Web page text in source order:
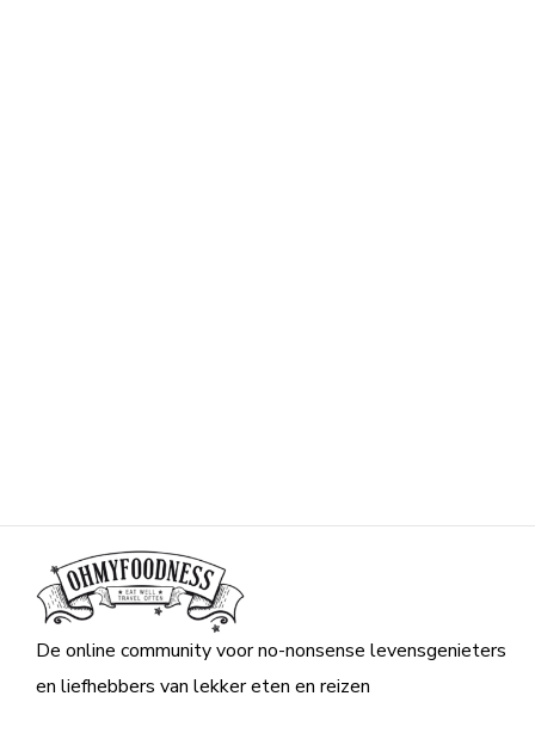
De online community voor no-nonsense levensgenieters
en liefhebbers van lekker eten en reizen